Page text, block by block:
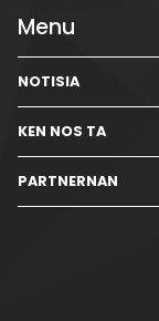
Menu
NOTISIA
KEN NOS TA
PARTNERNAN